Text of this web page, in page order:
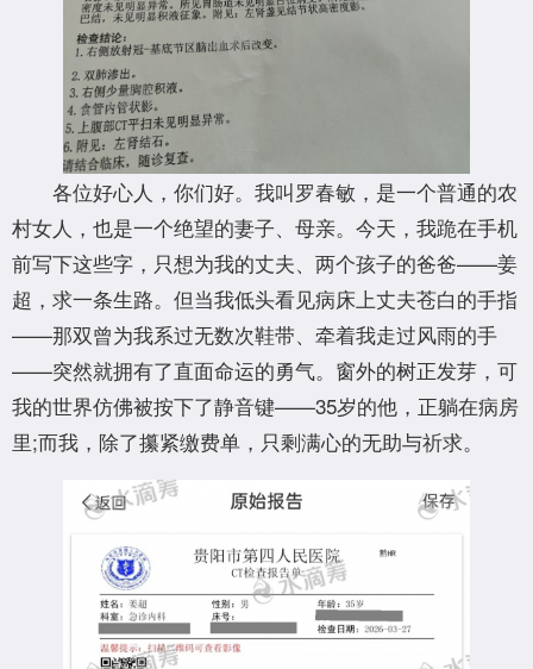
各位好心人，你们好。我叫罗春敏，是一个普通的农
村女人，也是一个绝望的妻子、母亲。今天，我跪在手机
前写下这些字，只想为我的丈夫、两个孩子的爸爸——姜
超，求一条生路。但当我低头看见病床上丈夫苍白的手指
——那双曾为我系过无数次鞋带、牵着我走过风雨的手
——突然就拥有了直面命运的勇气。窗外的树正发芽，可
我的世界仿佛被按下了静音键——35岁的他，正躺在病房
里;而我，除了攥紧缴费单，只剩满心的无助与祈求。